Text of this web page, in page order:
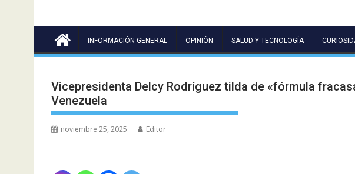
INFORMACIÓN GENERAL OPINIÓN SALUD Y TECNOLOGÍA
Vicepresidenta Delcy Rodríguez tilda de «fórmula
Venezuela
noviembre 25, 2025 Editor